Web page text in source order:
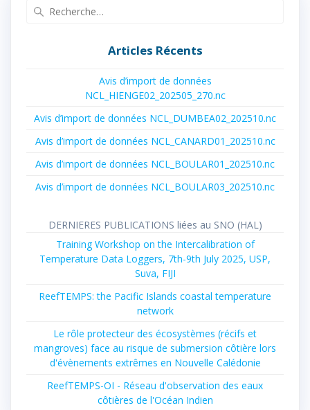
Articles Récents
Avis d’import de données
NCL_HIENGE02_202505_270.nc
Avis d’import de données NCL_DUMBEA02_202510.nc
Avis d’import de données NCL_CANARD01_202510.nc
Avis d’import de données NCL_BOULAR01_202510.nc
Avis d’import de données NCL_BOULAR03_202510.nc
DERNIERES PUBLICATIONS liées au SNO (HAL)
Training Workshop on the Intercalibration of
Temperature Data Loggers, 7th-9th July 2025, USP,
Suva, FIJI
ReefTEMPS: the Pacific Islands coastal temperature
network
Le rôle protecteur des écosystèmes (récifs et
mangroves) face au risque de submersion côtière lors
d'évènements extrêmes en Nouvelle Calédonie
ReefTEMPS-OI - Réseau d'observation des eaux
côtières de l'Océan Indien